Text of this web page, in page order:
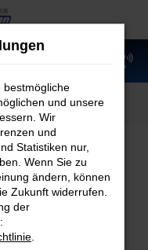
bestmögliche
und unsere
Wir
und
Statistiken nur,
Wenn Sie zu
ändern, können
Zukunft widerrufen.
der